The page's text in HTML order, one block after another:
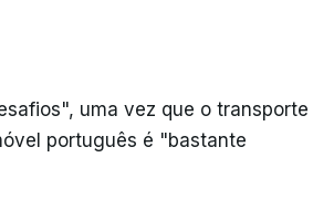
uma vez que o transporte
português é "bastante